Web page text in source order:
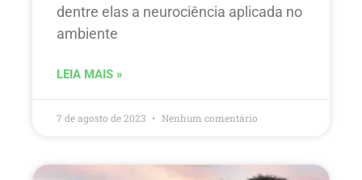
dentre elas a neurociência aplicada no
ambiente
LEIA MAIS »
7 de agosto de 2023 Nenhum comentário